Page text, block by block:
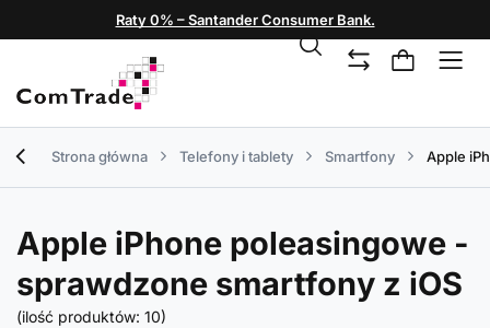
Raty 0% – Santander Consumer Bank.
Strona główna Telefony i tablety Smartfony Apple
Apple iPhone poleasingowe -
sprawdzone smartfony z iOS
(ilość produktów: 10)